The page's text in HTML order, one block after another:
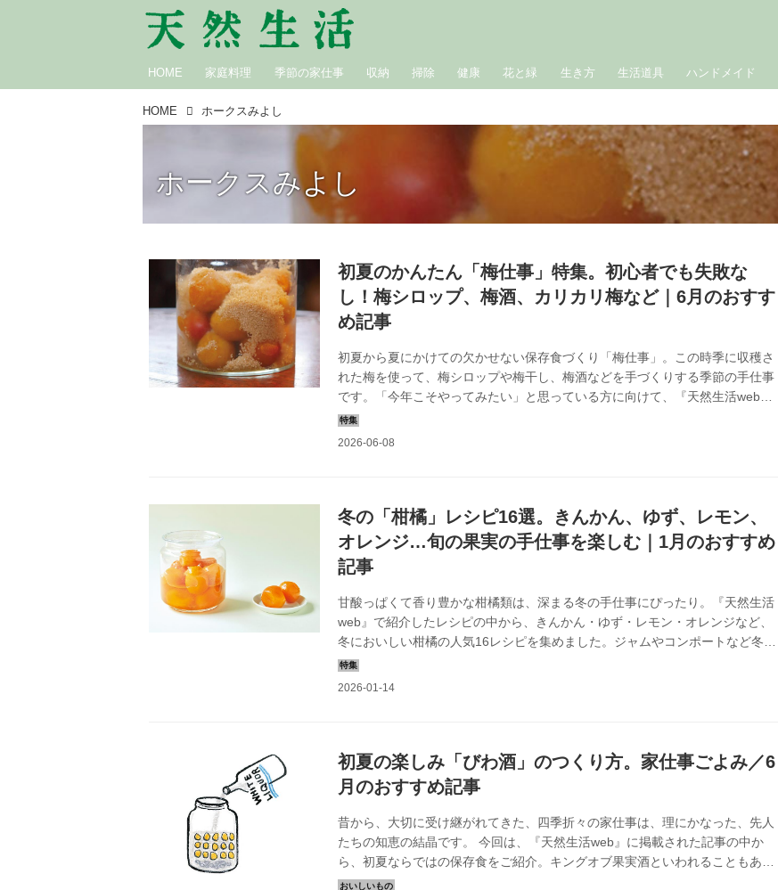
HOME 家庭料理 季節の家仕事 収納 掃除 健康 花と緑 生き方 生活道具 ハンドメイド
HOME ホークスみよし
ホークスみよし
初夏のかんたん「梅仕事」特集。初心者でも失敗な
し！梅シロップ、梅酒、カリカリ梅など｜6月のおすす
め記事
初夏から夏にかけての欠かせない保存食づくり「梅仕事」。この時季に収穫さ
れた梅を使って、梅シロップや梅干し、梅酒などを手づくりする季節の手仕事
です。「今年こそやってみたい」と思っている方に向けて、『天然生活web』
で紹介された記事の中から、人気の梅仕事の基本とアレンジレシピをピックア
ップ。この季節だけの、梅ならではのおいしさをぜひお楽しみください。
冬の「柑橘」レシピ16選。きんかん、ゆず、レモン、
オレンジ…旬の果実の手仕事を楽しむ｜1月のおすすめ
記事
甘酸っぱくて香り豊かな柑橘類は、深まる冬の手仕事にぴったり。『天然生活
web』で紹介したレシピの中から、きんかん・ゆず・レモン・オレンジなど、
冬においしい柑橘の人気16レシピを集めました。ジャムやコンポートなど冬の
余韻を長く楽しめる保存食から、お菓子に調味料まで。おいしい柑橘が出回る
時季に、ぜひ楽しんでみてくださいね。
初夏の楽しみ「びわ酒」のつくり方。家仕事ごよみ／6
月のおすすめ記事
昔から、大切に受け継がれてきた、四季折々の家仕事は、理にかなった、先人
たちの知恵の結晶です。 今回は、『天然生活web』に掲載された記事の中か
ら、初夏ならではの保存食をご紹介。キングオブ果実酒といわれることもある
「びわ酒」のつくり方を、ステンシル作家で料理研究家のホークスみよしさん